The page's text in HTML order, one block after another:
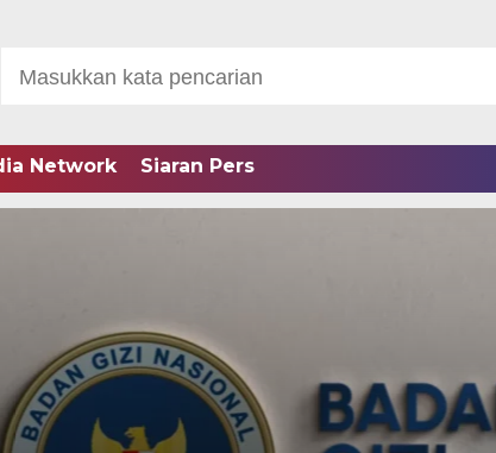
Network Siaran Pers